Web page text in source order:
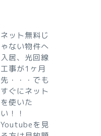
ネット無料じ
ゃない物件へ
入居、光回線
工事が1ヶ月
先・・・でも
すぐにネット
を使いた
い！！
Youtubeを見